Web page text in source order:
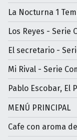
La Nocturna 1
Los Reyes - Serie
El secretario -
Mi Rival - Serie
Pablo Escobar, El
MENÚ PRINCIPAL
Cafe con aroma